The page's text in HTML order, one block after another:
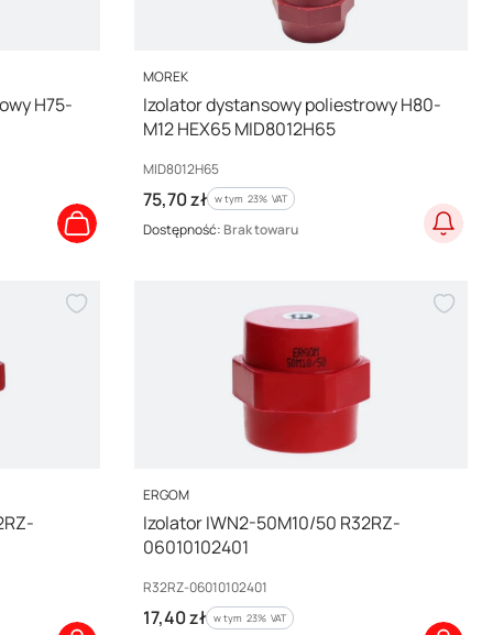
H75-
PRODUCENT
MOREK
Izolator dystansowy poliestrowy H80-
M12 HEX65 MID8012H65
Kod producenta
MID8012H65
Cena brutto
75,70 zł w tym %s VAT
w tym 23% VAT
Dostępność: Brak towaru
PRODUCENT
ERGOM
Izolator IWN2-50M10/50 R32RZ-
06010102401
Kod producenta
R32RZ-06010102401
Cena brutto
17,40 zł w tym %s VAT
w tym 23% VAT